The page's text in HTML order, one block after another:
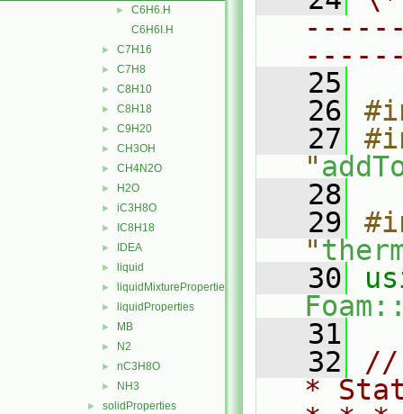
►
C6H6.H
C6H6I.H
► C7H16
► C7H8
► C8H10
► C8H18
► C9H20
► CH3OH
► CH4N2O
► H2O
► iC3H8O
► IC8H18
► IDEA
► liquid
► liquidMixtureProperties
► liquidProperties
► MB
► N2
► nC3H8O
► NH3
► solidProperties
   25
   26
   27
"
   28
   29
"
   30
   31
   32
//
*